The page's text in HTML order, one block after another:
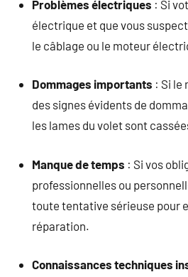
Problèmes électriques : Si
électrique et que vous
le câblage ou le moteur
Dommages importants : Si le
des signes évidents de
les lames du volet sont
Manque de temps : Si vos
professionnelles ou
toute tentative sérieuse pour
réparation.
Connaissances techniques